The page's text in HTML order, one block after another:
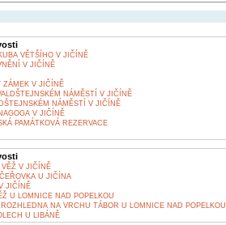
VĚTŠÍHO V JIČÍNĚ
V JIČÍNĚ
ZÁMEK V JIČÍNĚ
NÁMĚSTÍ V JIČÍNĚ
NÁMĚSTÍ V JIČÍNĚ
V JIČÍNĚ
PAMÁTKOVÁ REZERVACE
VĚŽ V JIČÍNĚ
U JIČÍNA
JIČÍNĚ
U LOMNICE NAD POPELKOU
NA VRCHU TÁBOR U LOMNICE NAD POPELKOU
U LIBÁNĚ